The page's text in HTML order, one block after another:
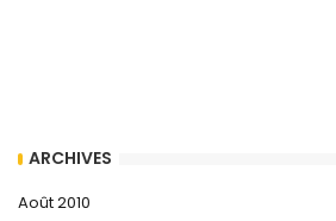
ARCHIVES
Août 2010